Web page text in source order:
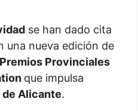
se han dado cita
una nueva edición de
Provinciales
que impulsa
Alicante.